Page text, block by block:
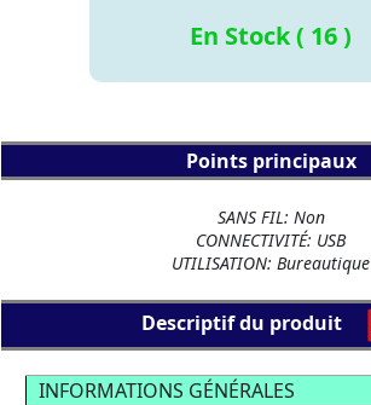
En Stock ( 16 )
Points principaux
SANS FIL: Non
CONNECTIVITÉ: USB
UTILISATION: Bureautique
Descriptif du produit
INFORMATIONS GÉNÉRALES